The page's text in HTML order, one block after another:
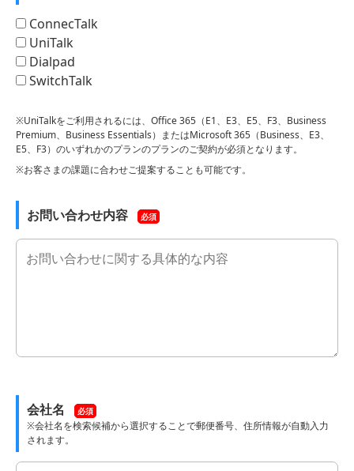
ConnecTalk
UniTalk
Dialpad
SwitchTalk
※UniTalkをご利用されるには、Office 365（E1、E3、E5、F3、Business
Premium、Business Essentials）またはMicrosoft 365（Business、E3、
E5、F3）のいずれかのプランのプランのご契約が必須となります。
※お客さまの課題に合わせご提案することも可能です。
お問い合わせ内容 必須
会社名 必須
※会社名を検索候補から選択することで郵便番号、住所情報が自動入力
されます。